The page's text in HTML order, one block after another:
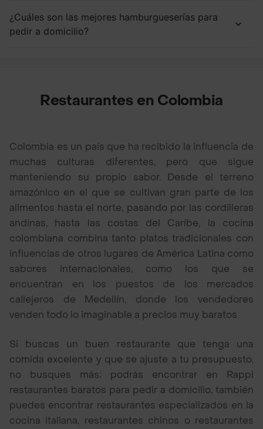
¿Cuáles son las mejores hamburgueserías para
pedir a domicilio?
Restaurantes en Colombia
Colombia es un país que ha recibido la influencia de
muchas culturas diferentes, pero que sigue
manteniendo su propio sabor. Desde el terreno
amazónico en el que se cultivan gran parte de los
alimentos hasta el norte, pasando por las cordilleras
andinas, hasta las costas del Caribe, la cocina
colombiana combina tanto platos tradicionales con
influencias de otros lugares de América Latina como
sabores internacionales, como los que se
encuentran en los puestos de los mercados
callejeros de Medellín, donde los vendedores
venden todo lo imaginable a precios muy baratos.
Si buscas un buen restaurante que tenga una
comida excelente y que se ajuste a tu presupuesto,
no busques más; podrás encontrar en Rappi
restaurantes baratos para pedir a domicilio, también
puedes encontrar restaurantes especializados en la
cocina italiana, restaurantes chinos o restaurantes